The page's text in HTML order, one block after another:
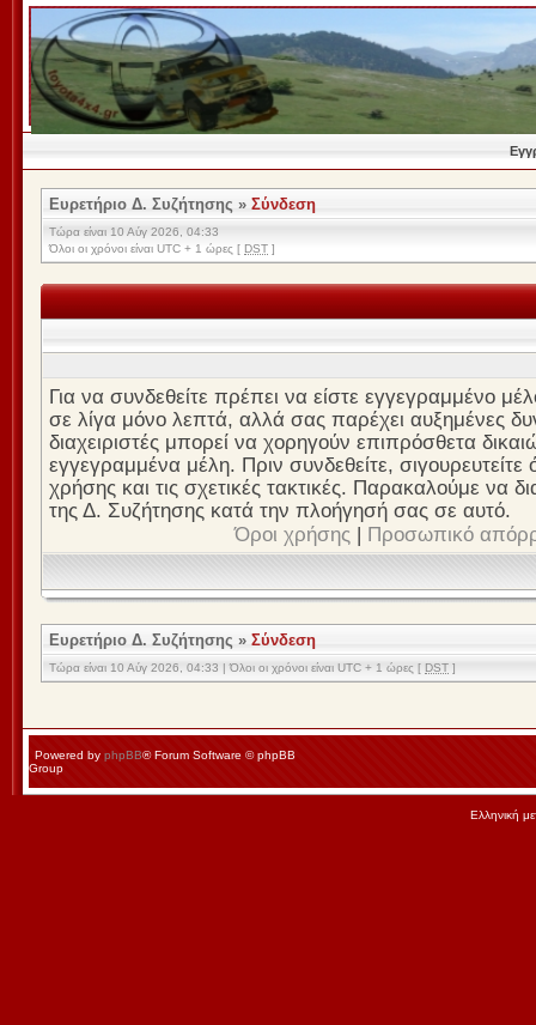
Ευρετήριο Δ. Συζήτησης » Σύνδεση
Τώρα είναι 10 Αύγ 2026, 04:33
Όλοι οι χρόνοι είναι UTC + 1 ώρες [ DST ]
Για να συνδεθείτε πρέπει να είστε εγγεγραμμένο
σε λίγα μόνο λεπτά, αλλά σας παρέχει αυξημένες
διαχειριστές μπορεί να χορηγούν επιπρόσθετα
εγγεγραμμένα μέλη. Πριν συνδεθείτε, σιγουρευτείτε
χρήσης και τις σχετικές τακτικές. Παρακαλούμε να
της Δ. Συζήτησης κατά την πλοήγησή σας σε αυτό.
Όροι χρήσης | Προσωπικό
Ευρετήριο Δ. Συζήτησης » Σύνδεση
Τώρα είναι 10 Αύγ 2026, 04:33 | Όλοι οι χρόνοι είναι UTC + 1 ώρες [ DST ]
Powered by phpBB® Forum Software © phpBB
Group
Ελληνική